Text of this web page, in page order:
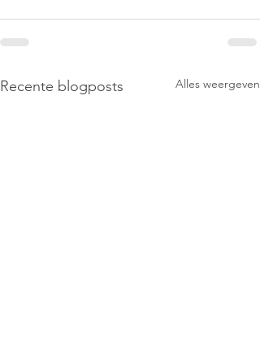
Recente blogposts Alles weergeven